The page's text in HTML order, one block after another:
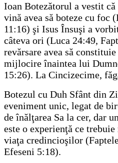
Ioan Botezătorul a vestit că
vină avea să boteze cu foc
11:16) şi Isus Însuşi a
câteva ori (Luca 24:49,
revărsare avea să
mijlocire înaintea lui
15:26). La Cincizecime,
Botezul cu Duh Sfânt din
eveniment unic, legat de
de înălţarea Sa la cer, dar
este o experienţă ce
viaţa credincioşilor
Efeseni 5:18).